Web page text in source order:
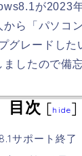
が2023
から「パソコ
グレードした
したので備
目次 [hide]
サポート終了